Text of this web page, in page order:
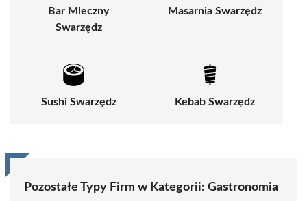
Bar Mleczny
Swarzędz
Masarnia Swarzędz
Sushi Swarzędz Kebab Swarzędz
Pozostałe Typy Firm w Kategorii: Gastronomia